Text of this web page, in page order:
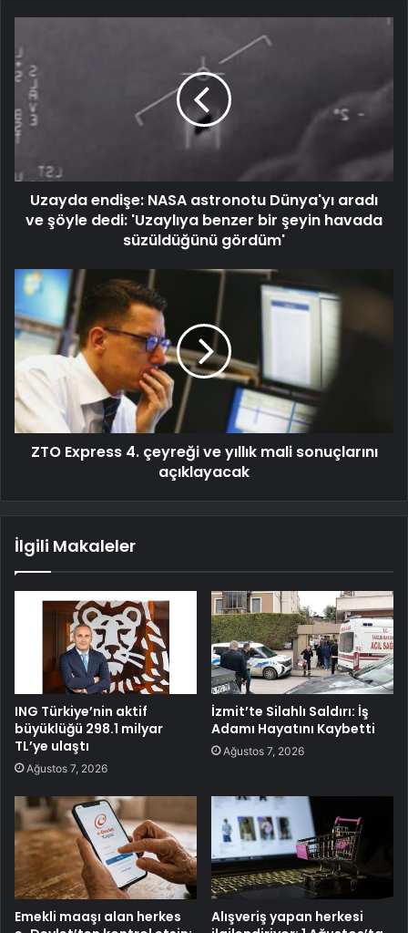
Uzayda endişe: NASA astronotu Dünya'yı aradı
ve şöyle dedi: 'Uzaylıya benzer bir şeyin havada
süzüldüğünü gördüm'
ZTO Express 4. çeyreği ve yıllık mali sonuçlarını
açıklayacak
İlgili Makaleler
ING Türkiye’nin aktif
büyüklüğü 298.1 milyar
TL’ye ulaştı
Ağustos 7, 2026
İzmit’te Silahlı Saldırı: İş
Adamı Hayatını Kaybetti
Ağustos 7, 2026
Emekli maaşı alan herkes
Alışveriş yapan herkesi